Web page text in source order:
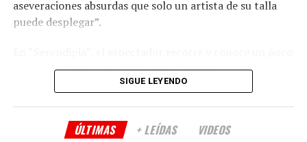
aseveraciones absurdas que solo un artista de su talla
puede desplegar”.
más sobre la historia de “Soy Rada” al mismo tiempo
que se divierte y emociona; disfruta de músicos en vivo
evidencia la madurez de un artista multifacético sin
límites. “Serendipia” atraviesa la vida deAgustín “Soy
SIGUE LEYENDO
ÚLTIMAS + LEÍDAS VIDEOS